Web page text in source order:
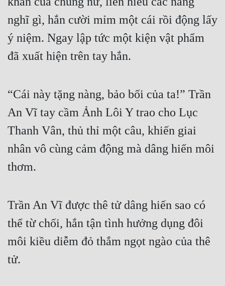
nghĩ gì, hắn cười mỉm một cái rồi động lấy
ý niệm. Ngay lập tức một kiện vật phẩm
đã xuất hiện trên tay hắn.
“Cái này tặng nàng, bảo bối của ta!” Trần
An Vĩ tay cầm Ảnh Lôi Y trao cho Lục
Thanh Vân, thủ thỉ một câu, khiến giai
nhân vô cùng cảm động mà dâng hiến môi
thơm.
Trần An Vĩ được thê tử dâng hiến sao có
thể từ chối, hắn tận tình hưởng dụng đôi
môi kiều diễm đỏ thắm ngọt ngào của thê
tử.